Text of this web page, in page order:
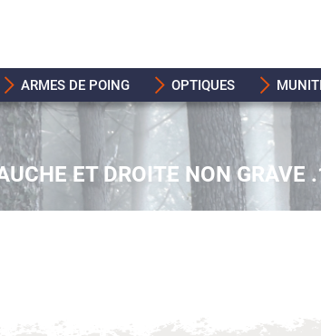
ARMES DE POING OPTIQUES
ET DROITE NON GRAVE